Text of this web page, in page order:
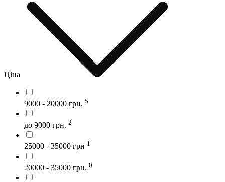
Ціна
9000 - 20000 грн. 5
до 9000 грн. 2
25000 - 35000 грн 1
20000 - 35000 грн. 0